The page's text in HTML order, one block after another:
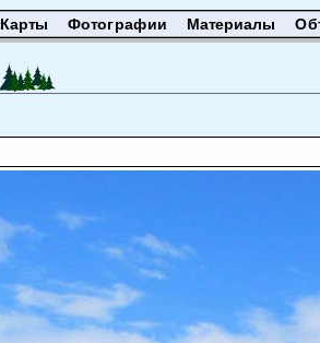
Карты Фотографии Материалы